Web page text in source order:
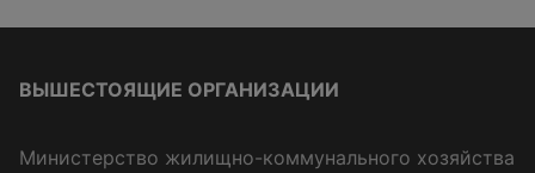
ВЫШЕСТОЯЩИЕ ОРГАНИЗАЦИИ
Министерство жилищно-коммунального хозяйства